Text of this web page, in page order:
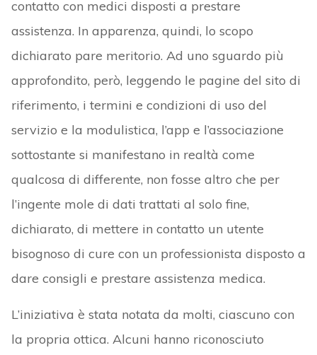
contatto con medici disposti a prestare
assistenza. In apparenza, quindi, lo scopo
dichiarato pare meritorio. Ad uno sguardo più
approfondito, però, leggendo le pagine del sito di
riferimento, i termini e condizioni di uso del
servizio e la modulistica, l’app e l’associazione
sottostante si manifestano in realtà come
qualcosa di differente, non fosse altro che per
l’ingente mole di dati trattati al solo fine,
dichiarato, di mettere in contatto un utente
bisognoso di cure con un professionista disposto a
dare consigli e prestare assistenza medica.
L’iniziativa è stata notata da molti, ciascuno con
la propria ottica. Alcuni hanno riconosciuto